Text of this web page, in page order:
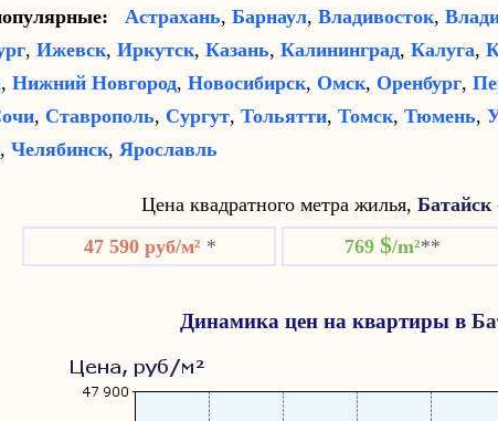
Астрахань, Барнаул, Владивосток,
, Ижевск, Иркутск, Казань, Калининград, Калуга,
, Нижний Новгород, Новосибирск, Омск, Оренбург,
, Ставрополь, Сургут, Тольятти, Томск, Тюмень,
, Челябинск, Ярославль
Цена квадратного метра жилья, Батайск
47 590 руб/м² * 769 $/m²**
Динамика цен на квартиры в